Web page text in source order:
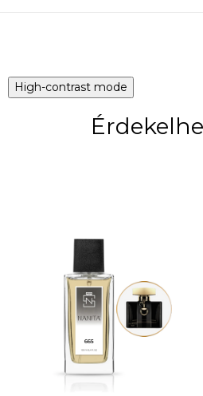
High-contrast mode